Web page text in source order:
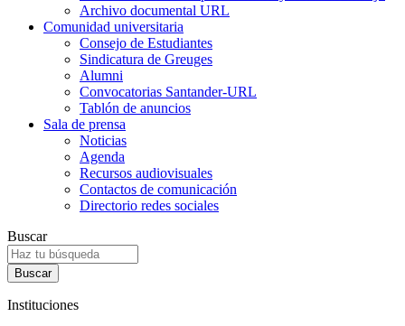
Archivo documental URL
Comunidad universitaria
Consejo de Estudiantes
Sindicatura de Greuges
Alumni
Convocatorias Santander-URL
Tablón de anuncios
Sala de prensa
Noticias
Agenda
Recursos audiovisuales
Contactos de comunicación
Directorio redes sociales
Buscar
Instituciones